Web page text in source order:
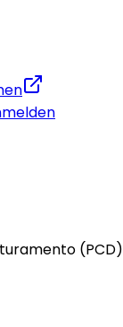
(PCD)